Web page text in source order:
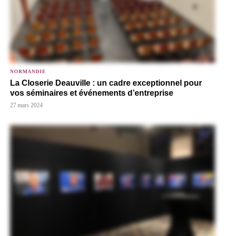
NORMANDIE
La Closerie Deauville : un cadre exceptionnel pour
vos séminaires et événements d’entreprise
27 mars 2024